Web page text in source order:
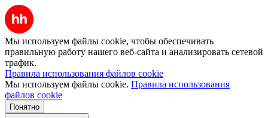
Мы используем файлы cookie, чтобы обеспечивать
правильную работу нашего веб-сайта и анализировать сетевой
трафик.
Правила использования файлов cookie
Мы используем файлы cookie. Правила использования
файлов cookie
Понятно